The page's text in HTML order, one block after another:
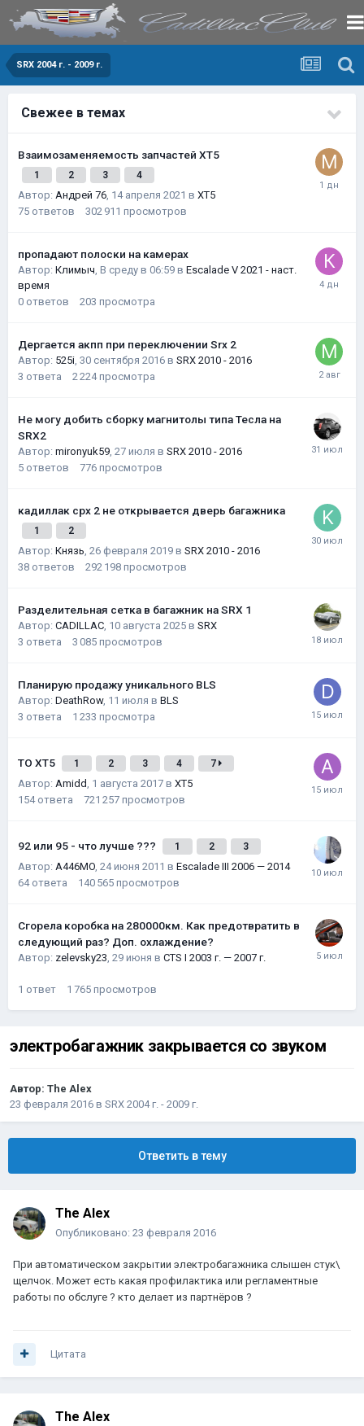
SRX 2004 г. - 2009 г.
Свежее в темах
Взаимозаменяемость запчастей XT5
1 2 3 4
Автор: Андрей 76, 14 апреля 2021 в XT5
75 ответов 302 911 просмотров
пропадают полоски на камерах
Автор: Климыч, В среду в 06:59 в Escalade V 2021 - наст.
время
0 ответов 203 просмотра
Дергается акпп при переключении Srx 2
Автор: 525i, 30 сентября 2016 в SRX 2010 - 2016
3 ответа 2 224 просмотра
Не могу добить сборку магнитолы типа Тесла на
SRX2
Автор: mironyuk59, 27 июля в SRX 2010 - 2016
5 ответов 776 просмотров
кадиллак срх 2 не открывается дверь багажника
1 2
Автор: Князь, 26 февраля 2019 в SRX 2010 - 2016
38 ответов 292 198 просмотров
Разделительная сетка в багажник на SRX 1
Автор: CADILLAC, 10 августа 2025 в SRX
3 ответа 3 085 просмотров
Планирую продажу уникального BLS
Автор: DeathRow, 11 июля в BLS
3 ответа 1 233 просмотра
ТО XT5 1 2 3 4 7
Автор: Amidd, 1 августа 2017 в XT5
154 ответа 721 257 просмотров
92 или 95 - что лучше ??? 1 2 3
Автор: A446MO, 24 июня 2011 в Escalade III 2006 — 2014
64 ответа 140 565 просмотров
Сгорела коробка на 280000км. Как предотвратить в
следующий раз? Доп. охлаждение?
Автор: zelevsky23, 29 июня в CTS I 2003 г. — 2007 г.
1 ответ 1 765 просмотров
электробагажник закрывается со звуком
Автор: The Alex
23 февраля 2016 в SRX 2004 г. - 2009 г.
Ответить в тему
The Alex
Опубликовано: 23 февраля 2016
При автоматическом закрытии электробагажника слышен стук\
щелчок. Может есть какая профилактика или регламентные
работы по обслуге ? кто делает из партнёров ?
Цитата
The Alex